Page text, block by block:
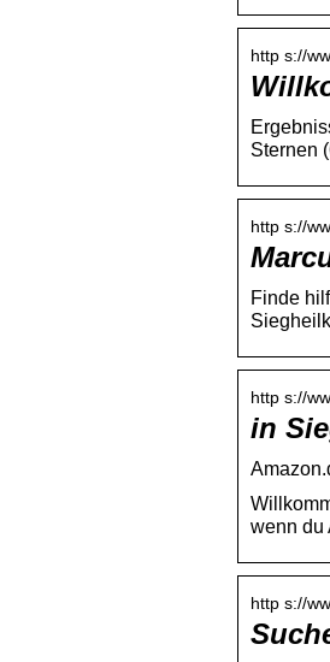
http s://
Sternen
http s://
Finde
http s://
in
wenn du
http s://